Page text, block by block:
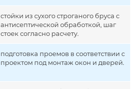
стойки из сухого строганого бруса с
антисептической обработкой, шаг
стоек согласно расчету.
подготовка проемов в соответствии с
проектом под монтаж окон и дверей.